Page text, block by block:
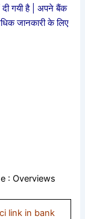
दी गयी है | अपने बैंक
जानकारी के लिए
: Overviews
link in bank